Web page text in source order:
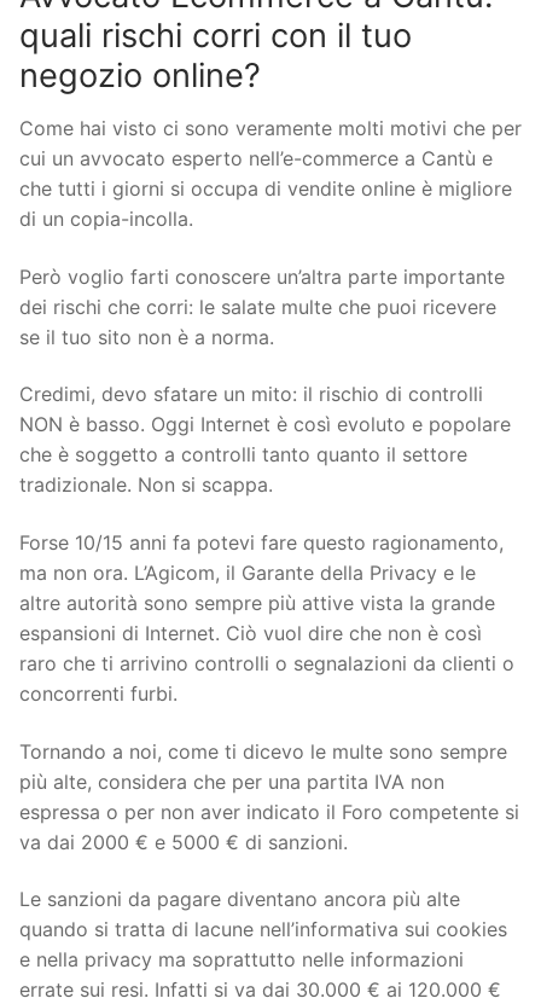
quali rischi corri con il tuo
negozio online?
Come hai visto ci sono veramente molti motivi che per
cui un avvocato esperto nell’e-commerce a Cantù e
che tutti i giorni si occupa di vendite online è migliore
di un copia-incolla.
Però voglio farti conoscere un’altra parte importante
dei rischi che corri: le salate multe che puoi ricevere
se il tuo sito non è a norma.
Credimi, devo sfatare un mito: il rischio di controlli
NON è basso. Oggi Internet è così evoluto e popolare
che è soggetto a controlli tanto quanto il settore
tradizionale. Non si scappa.
Forse 10/15 anni fa potevi fare questo ragionamento,
ma non ora. L’Agicom, il Garante della Privacy e le
altre autorità sono sempre più attive vista la grande
espansioni di Internet. Ciò vuol dire che non è così
raro che ti arrivino controlli o segnalazioni da clienti o
concorrenti furbi.
Tornando a noi, come ti dicevo le multe sono sempre
più alte, considera che per una partita IVA non
espressa o per non aver indicato il Foro competente si
va dai 2000 € e 5000 € di sanzioni.
Le sanzioni da pagare diventano ancora più alte
quando si tratta di lacune nell’informativa sui cookies
e nella privacy ma soprattutto nelle informazioni
errate sui resi. Infatti si va dai 30.000 € ai 120.000 €